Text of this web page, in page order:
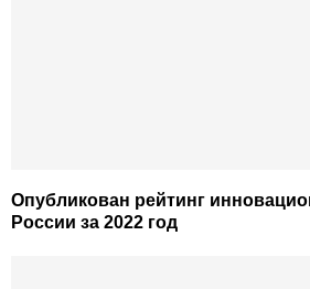
Опубликован рейтинг
России за 2022 год